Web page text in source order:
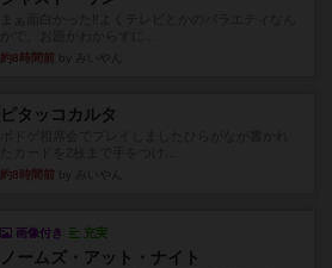
約8時間前
ピタッコカルタ
約8時間前
画像付き 充実
ノームズ・アット・ナイト